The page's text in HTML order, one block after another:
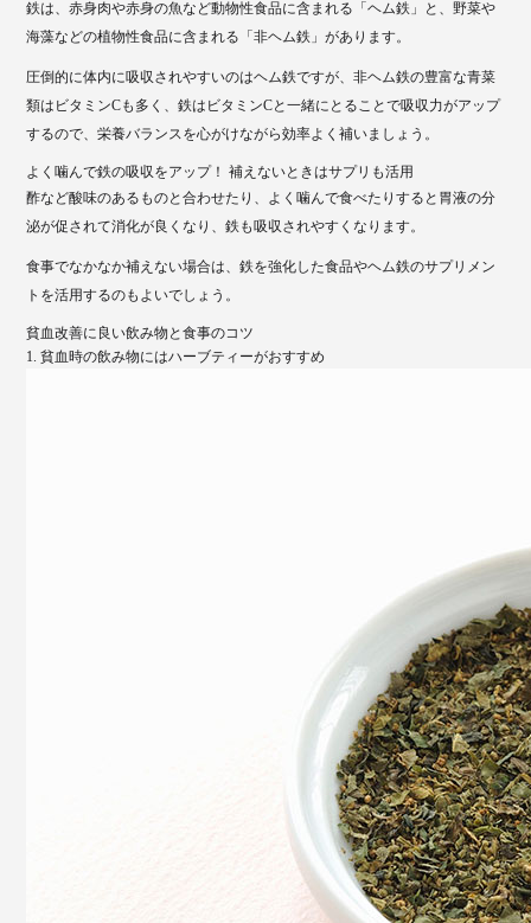
鉄は、赤身肉や赤身の魚など動物性食品に含まれる「ヘム鉄」と、野菜や
海藻などの植物性食品に含まれる「非ヘム鉄」があります。
圧倒的に体内に吸収されやすいのはヘム鉄ですが、非ヘム鉄の豊富な青菜
類はビタミンCも多く、鉄はビタミンCと一緒にとることで吸収力がアップ
するので、栄養バランスを心がけながら効率よく補いましょう。
よく噛んで鉄の吸収をアップ！ 補えないときはサプリも活用
酢など酸味のあるものと合わせたり、よく噛んで食べたりすると胃液の分
泌が促されて消化が良くなり、鉄も吸収されやすくなります。
食事でなかなか補えない場合は、鉄を強化した食品やヘム鉄のサプリメン
トを活用するのもよいでしょう。
貧血改善に良い飲み物と食事のコツ
1. 貧血時の飲み物にはハーブティーがおすすめ